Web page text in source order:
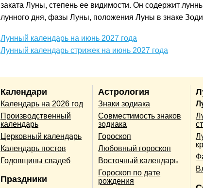
заката Луны, степень ее видимости. Он содержит
лунного дня, фазы Луны, положения Луны в знаке
Лунный календарь на июнь 2027 года
Лунный календарь стрижек на июнь 2027 года
Календари
Календарь на 2026 год
Производственный
календарь
Церковный календарь
Календарь постов
Годовщины свадеб
Праздники
Астрология
Знаки зодиака
Совместимость знаков
зодиака
Гороскоп
Любовный гороскоп
Восточный календарь
Гороскоп по дате
рождения